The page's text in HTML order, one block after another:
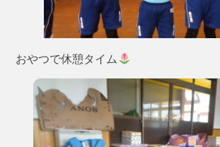
おやつで休憩タイム